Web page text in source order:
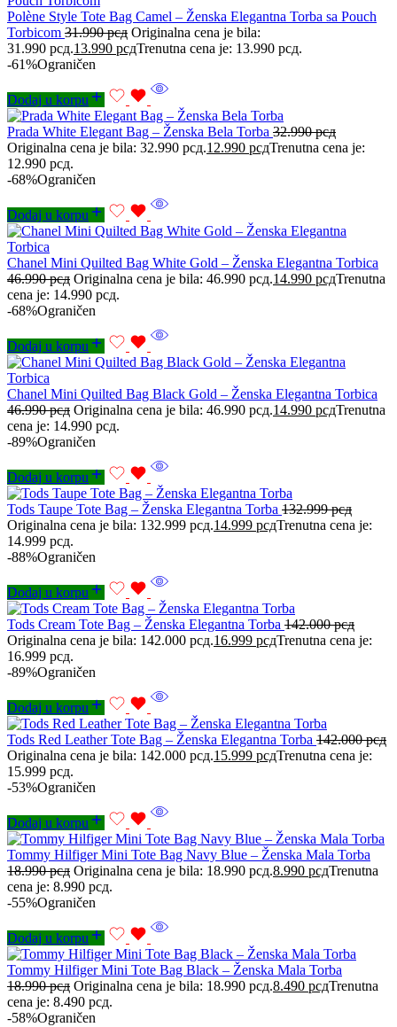
Polène Style Tote Bag Camel – Ženska Elegantna Torba sa Pouch
Torbicom 31.990рсд Originalna cena je bila:
31.990 рсд.13.990 рсдTrenutna cena je: 13.990 рсд.
-61%Ograničen
Dodaj u korpu
Prada White Elegant Bag – Ženska Bela Torba 32.990рсд
Originalna cena je bila: 32.990 рсд.12.990 рсдTrenutna cena je:
12.990 рсд.
-68%Ograničen
Dodaj u korpu
Chanel Mini Quilted Bag White Gold – Ženska Elegantna Torbica
46.990рсд Originalna cena je bila: 46.990 рсд.14.990 рсдTrenutna
cena je: 14.990 рсд.
-68%Ograničen
Dodaj u korpu
Chanel Mini Quilted Bag Black Gold – Ženska Elegantna Torbica
46.990рсд Originalna cena je bila: 46.990 рсд.14.990 рсдTrenutna
cena je: 14.990 рсд.
-89%Ograničen
Dodaj u korpu
Tods Taupe Tote Bag – Ženska Elegantna Torba 132.999рсд
Originalna cena je bila: 132.999 рсд.14.999 рсдTrenutna cena je:
14.999 рсд.
-88%Ograničen
Dodaj u korpu
Tods Cream Tote Bag – Ženska Elegantna Torba 142.000рсд
Originalna cena je bila: 142.000 рсд.16.999 рсдTrenutna cena je:
16.999 рсд.
-89%Ograničen
Dodaj u korpu
Tods Red Leather Tote Bag – Ženska Elegantna Torba 142.000рсд
Originalna cena je bila: 142.000 рсд.15.999 рсдTrenutna cena je:
15.999 рсд.
-53%Ograničen
Dodaj u korpu
Tommy Hilfiger Mini Tote Bag Navy Blue – Ženska Mala Torba
18.990рсд Originalna cena je bila: 18.990 рсд.8.990 рсдTrenutna
cena je: 8.990 рсд.
-55%Ograničen
Dodaj u korpu
Tommy Hilfiger Mini Tote Bag Black – Ženska Mala Torba
18.990рсд Originalna cena je bila: 18.990 рсд.8.490 рсдTrenutna
cena je: 8.490 рсд.
-58%Ograničen